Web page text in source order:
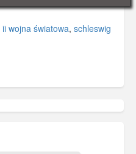
ii wojna światowa, schleswig